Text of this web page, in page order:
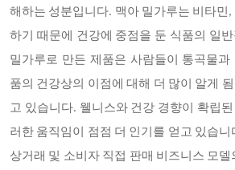
해하는 성분입니다. 맥아 밀가루는 비타민
하기 때문에 건강에 중점을 둔 식품의 일
밀가루로 만든 제품은 사람들이 통곡물과
품의 건강상의 이점에 대해 더 많이 알게
고 있습니다. 웰니스와 건강 경향이 확립된
러한 움직임이 점점 더 인기를 얻고 있습
상거래 및 소비자 직접 판매 비즈니스 모